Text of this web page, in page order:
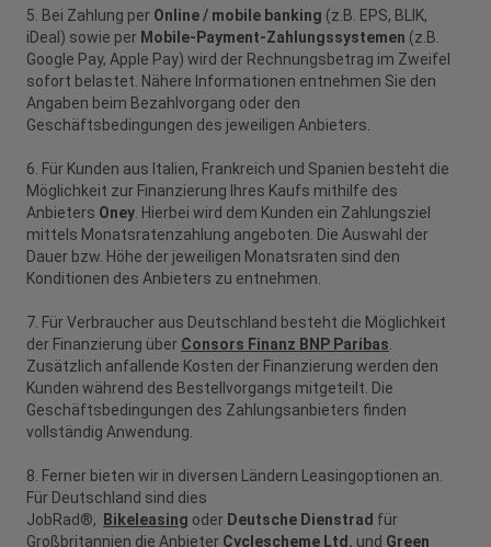
5. Bei Zahlung per Online / mobile banking (z.B. EPS, BLIK,
iDeal) sowie per Mobile-Payment-Zahlungssystemen (z.B.
Google Pay, Apple Pay) wird der Rechnungsbetrag im Zweifel
sofort belastet. Nähere Informationen entnehmen Sie den
Angaben beim Bezahlvorgang oder den
Geschäftsbedingungen des jeweiligen Anbieters.
6. Für Kunden aus Italien, Frankreich und Spanien besteht die
Möglichkeit zur Finanzierung Ihres Kaufs mithilfe des
Anbieters Oney . Hierbei wird dem Kunden ein Zahlungsziel
mittels Monatsratenzahlung angeboten. Die Auswahl der
Dauer bzw. Höhe der jeweiligen Monatsraten sind den
Konditionen des Anbieters zu entnehmen.
7. Für Verbraucher aus Deutschland besteht die Möglichkeit
der Finanzierung über Consors Finanz BNP Paribas
Zusätzlich anfallende Kosten der Finanzierung werden den
Kunden während des Bestellvorgangs mitgeteilt. Die
Geschäftsbedingungen des Zahlungsanbieters finden
vollständig Anwendung.
8. Ferner bieten wir in diversen Ländern Leasingoptionen an.
Für Deutschland sind dies
JobRad®, Bikeleasing oder Deutsche Dienstrad für
Großbritannien die Anbieter Cyclescheme Ltd. und Green